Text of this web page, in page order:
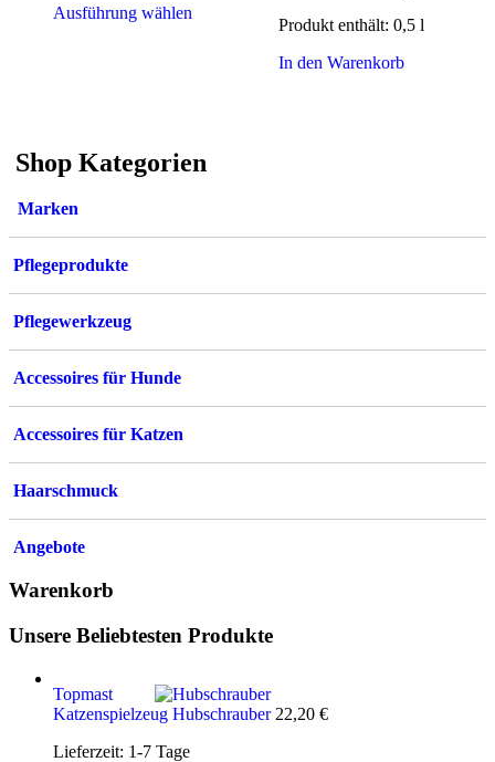
Ausführung wählen
können
Produkt enthält: 0,5 l
In den Warenkorb
Shop Kategorien
Marken
Pflegeprodukte
Pflegewerkzeug
Accessoires für Hunde
Accessoires für Katzen
Haarschmuck
Angebote
Warenkorb
Unsere Beliebtesten Produkte
Topmast
Katzenspielzeug Hubschrauber 22,20 €
Lieferzeit: 1-7 Tage